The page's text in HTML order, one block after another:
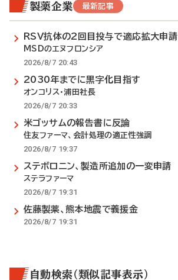
製薬企業 最新記事
RSV抗体の2回目投与で適応拡大申請
MSDのエヌフロンシア
2026/8/7 20:43
2030年までに黒字化目指す
オンコリス・浦田社長
2026/8/7 20:33
米ゴッサムの報告書に反論
住友ファーマ、会計処理の適正性強調
2026/8/7 19:37
ステボロニン、製造所追加の一変申請
ステラファーマ
2026/8/7 19:31
佐藤製薬、熊本地震で義援金
2026/8/7 19:31
自動検索（類似記事表示）